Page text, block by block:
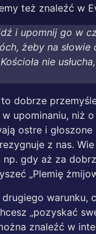
też znaleźć w
i upomnij go w
żeby na słowie
nie
dobrze
upominaniu, niż
ostre i
z nas.
np. gdy aż za
„Plemię
warunku,
„pozyskać
znaleźć w